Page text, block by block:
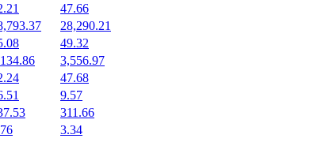
47.66
28,290.21
49.32
3,556.97
47.68
9.57
311.66
3.34